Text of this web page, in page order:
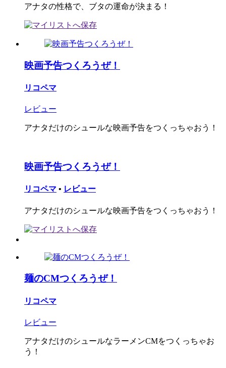
アナタの性格で、ブタの運命が決まる！
映画予告つくろうぜ！
リコペマ
レビュー
アナタだけのシュールな映画予告をつくっちゃおう！
映画予告つくろうぜ！
リコペマ • レビュー
アナタだけのシュールな映画予告をつくっちゃおう！
麺のCMつくろうぜ！
リコペマ
レビュー
アナタだけのシュールなラーメンCMをつくっちゃお
う！